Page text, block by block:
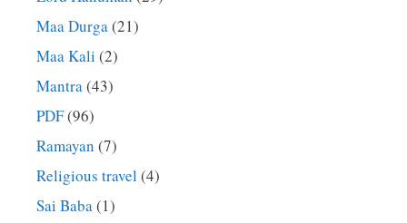
Maa Durga(21)
Maa Kali (2)
Mantra(43)
PDF(96)
Ramayan (7)
Religious travel (4)
Sai Baba(1)